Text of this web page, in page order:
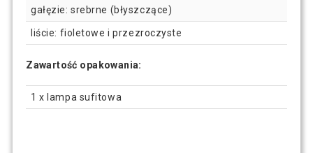
gałęzie: srebrne (błyszczące)
liście: fioletowe i przezroczyste
Zawartość opakowania:
1 x lampa sufitowa